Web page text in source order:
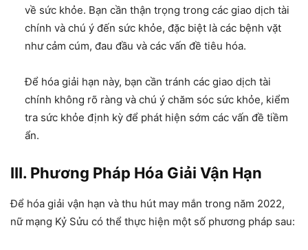
về sức khỏe. Bạn cần thận trọng trong các giao dịch tài
chính và chú ý đến sức khỏe, đặc biệt là các bệnh vặt
như cảm cúm, đau đầu và các vấn đề tiêu hóa.
Để hóa giải hạn này, bạn cần tránh các giao dịch tài
chính không rõ ràng và chú ý chăm sóc sức khỏe, kiểm
tra sức khỏe định kỳ để phát hiện sớm các vấn đề tiềm
ẩn.
III. Phương Pháp Hóa Giải Vận Hạn
Để hóa giải vận hạn và thu hút may mắn trong năm 2022,
nữ mạng Kỷ Sửu có thể thực hiện một số phương pháp sau: